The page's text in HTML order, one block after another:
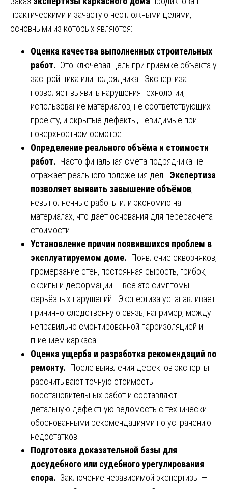
практическими и зачастую неотложными целями,
основными из которых являются:
Оценка качества выполненных строительных
работ. Это ключевая цель при приёмке объекта у
застройщика или подрядчика. Экспертиза
позволяет выявить нарушения технологии,
использование материалов, не соответствующих
проекту, и скрытые дефекты, невидимые при
поверхностном осмотре .
Определение реального объёма и стоимости
работ. Часто финальная смета подрядчика не
отражает реального положения дел. Экспертиза
позволяет выявить завышение объёмов,
невыполненные работы или экономию на
материалах, что даёт основания для перерасчёта
стоимости .
Установление причин появившихся проблем в
эксплуатируемом доме. Появление сквозняков,
промерзание стен, постоянная сырость, грибок,
скрипы и деформации — всё это симптомы
серьёзных нарушений. Экспертиза устанавливает
причинно-следственную связь, например, между
неправильно смонтированной пароизоляцией и
гниением каркаса .
Оценка ущерба и разработка рекомендаций по
ремонту. После выявления дефектов эксперты
рассчитывают точную стоимость
восстановительных работ и составляют
детальную дефектную ведомость с технически
обоснованными рекомендациями по устранению
недостатков .
Подготовка доказательной базы для
досудебного или судебного урегулирования
спора. Заключение независимой экспертизы —